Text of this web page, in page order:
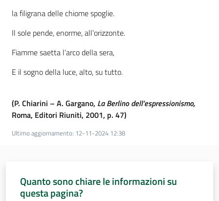
la filigrana delle chiome spoglie.
Il sole pende, enorme, all’orizzonte.
Fiamme saetta l’arco della sera,
E il sogno della luce, alto, su tutto.
(P. Chiarini – A. Gargano, La Berlino dell’espressionismo,
Roma, Editori Riuniti, 2001, p. 47)
Ultimo aggiornamento: 12-11-2024 12:38
Quanto sono chiare le informazioni su
questa pagina?